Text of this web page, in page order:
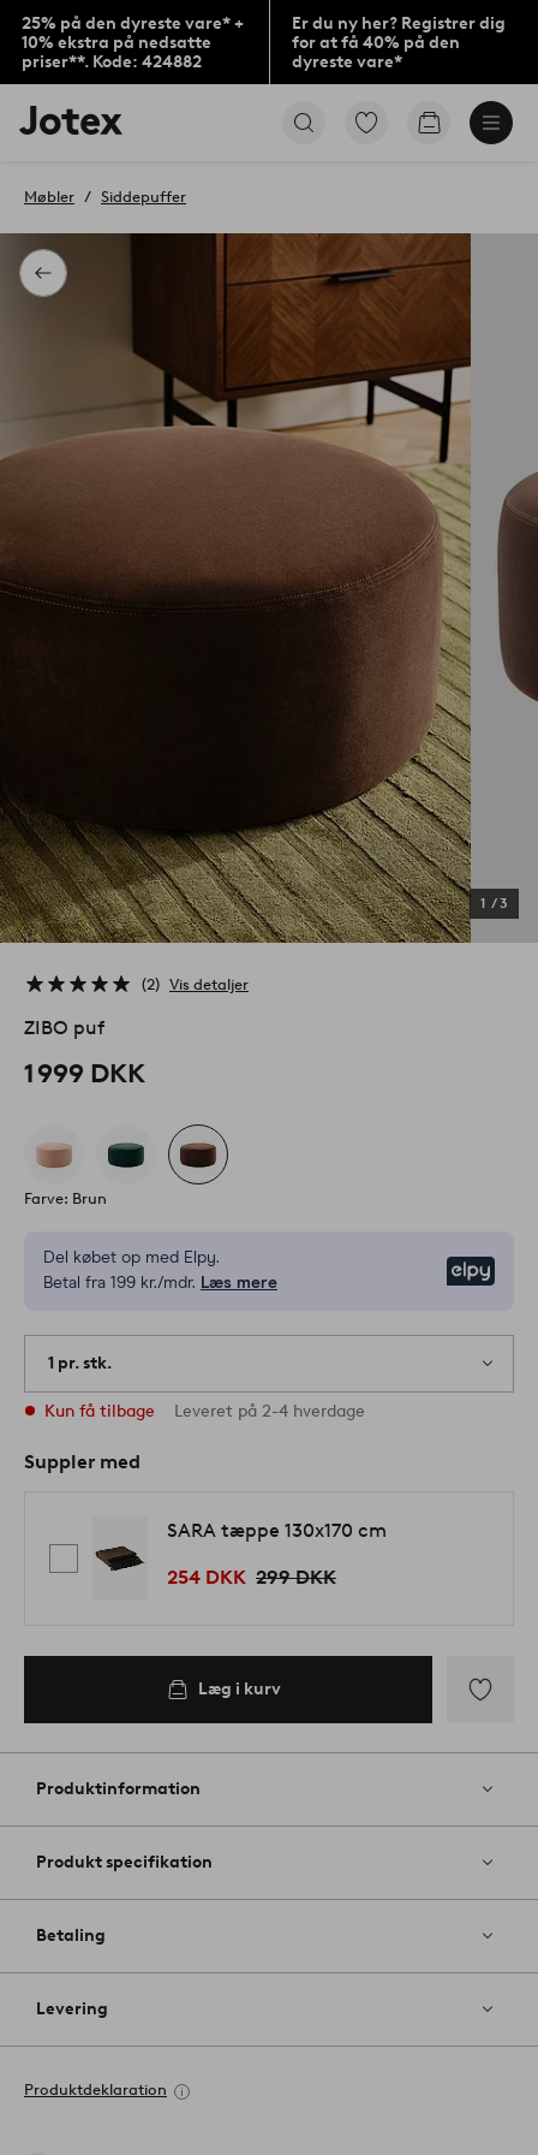
25% på den dyreste vare* +
10% ekstra på nedsatte
priser**. Kode: 424882
Er du ny her? Registrer dig
for at få 40% på den
dyreste vare*
Jotex
logo
til
Gå
Gå
Tilbage
Møbler Siddepuffer
1 /3
2 Vis detaljer
ZIBO puf
1 999 DKK
Farve: Brun
Del købet op med Elpy.
Betal fra 199 kr./mdr. Læs mere
1 pr. stk.
Kun få tilbage Leveret på 2-4 hverdage
Suppler med
SARA tæppe 130x170 cm
254 DKK 299 DKK
Læg i kurv
til
Produktinformation
Produkt specifikation
Betaling
Levering
Produktdeklaration